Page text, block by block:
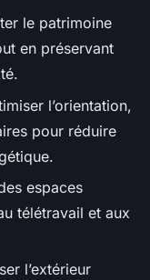
le patrimoine
en préservant
l’orientation,
pour réduire
espaces
télétravail et aux
l’extérieur